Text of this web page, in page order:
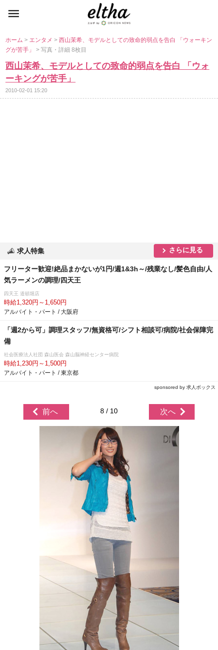
ホーム> エンタメ>西山茉希、モデルとしての致命的弱点を告白 「ウォーキン
グが苦手」> 写真・詳細 8枚目
西山茉希、モデルとしての致命的弱点を告白 「ウォ
ーキングが苦手」
2010-02-01 15:20
求人特集 さらに見る
フリーター歓迎!絶品まかないが1円/週1&3h～/残業なし/髪色自由/人
気ラーメンの調理/四天王
四天王 道頓堀店
時給1,320円～1,650円
アルバイト・パート / 大阪府
「週2から可」調理スタッフ/無資格可/シフト相談可/病院/社会保障完
備
社会医療法人社団 森山医会 森山脳神経センター病院
時給1,230円～1,500円
アルバイト・パート / 東京都
sponsored by 求人ボックス
前へ 8 / 10 次へ